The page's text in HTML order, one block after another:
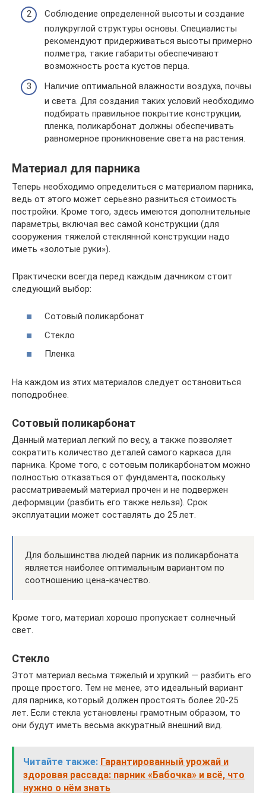
Соблюдение определенной высоты и создание
полукруглой структуры основы. Специалисты
рекомендуют придерживаться высоты примерно
полметра, такие габариты обеспечивают
возможность роста кустов перца.
Наличие оптимальной влажности воздуха, почвы
и света. Для создания таких условий необходимо
подбирать правильное покрытие конструкции,
пленка, поликарбонат должны обеспечивать
равномерное проникновение света на растения.
Материал для парника
Теперь необходимо определиться с материалом парника,
ведь от этого может серьезно разниться стоимость
постройки. Кроме того, здесь имеются дополнительные
параметры, включая вес самой конструкции (для
сооружения тяжелой стеклянной конструкции надо
иметь «золотые руки»).
Практически всегда перед каждым дачником стоит
следующий выбор:
Сотовый поликарбонат
Стекло
Пленка
На каждом из этих материалов следует остановиться
поподробнее.
Сотовый поликарбонат
Данный материал легкий по весу, а также позволяет
сократить количество деталей самого каркаса для
парника. Кроме того, с сотовым поликарбонатом можно
полностью отказаться от фундамента, поскольку
рассматриваемый материал прочен и не подвержен
деформации (разбить его также нельзя). Срок
эксплуатации может составлять до 25 лет.
Для большинства людей парник из поликарбоната
является наиболее оптимальным вариантом по
соотношению цена-качество.
Кроме того, материал хорошо пропускает солнечный
свет.
Стекло
Этот материал весьма тяжелый и хрупкий — разбить его
проще простого. Тем не менее, это идеальный вариант
для парника, который должен простоять более 20-25
лет. Если стекла установлены грамотным образом, то
они будут иметь весьма аккуратный внешний вид.
Читайте также: Гарантированный урожай и
здоровая рассада: парник «Бабочка» и всё, что
нужно о нём знать